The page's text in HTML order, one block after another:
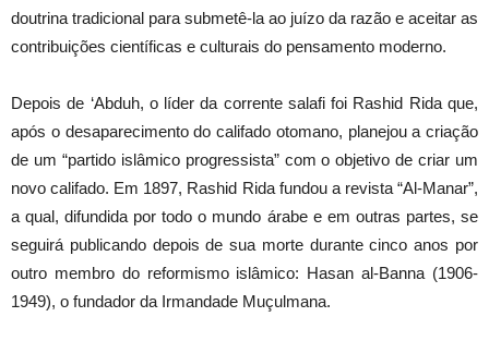
doutrina tradicional para submetê-la ao juízo da razão e aceitar as
contribuições científicas e culturais do pensamento moderno.
Depois de ‘Abduh, o líder da corrente salafi foi Rashid Rida que,
após o desaparecimento do califado otomano, planejou a criação
de um “partido islâmico progressista” com o objetivo de criar um
novo califado. Em 1897, Rashid Rida fundou a revista “Al-Manar”,
a qual, difundida por todo o mundo árabe e em outras partes, se
seguirá publicando depois de sua morte durante cinco anos por
outro membro do reformismo islâmico: Hasan al-Banna (1906-
1949), o fundador da Irmandade Muçulmana.